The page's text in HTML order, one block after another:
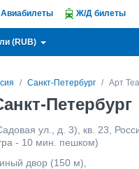
Авиабилеты Ж/Д билеты
(RUB)
Санкт-Петербург Арт
Петербург
ул., д. 3), кв. 23
- 10 мин. пешком)
двор (150 м)